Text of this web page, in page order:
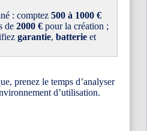
: comptez 500 à 1000 €
de 2000 € pour la création ;
garantie, batterie et
prenez le temps d’analyser
d’utilisation.